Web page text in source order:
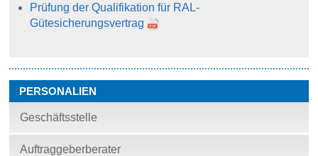
Prüfung der Qualifikation für RAL-
Gütesicherungsvertrag
PERSONALIEN
Geschäftsstelle
Auftraggeberberater